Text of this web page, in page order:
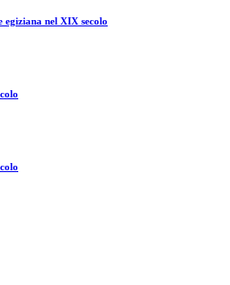
egiziana nel XIX secolo